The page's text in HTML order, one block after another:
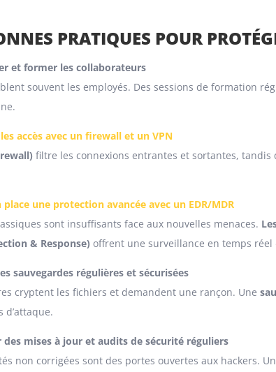
PRATIQUES POUR
et former les collaborateurs
souvent les employés. Des sessions de formation
accès avec un firewall et un VPN
filtre les connexions entrantes et sortantes, tandis
une protection avancée avec un EDR/MDR
sont insuffisants face aux nouvelles menaces.
& Response) offrent une surveillance en temps
sauvegardes régulières et sécurisées
cryptent les fichiers et demandent une rançon. Une
d’attaque.
des mises à jour et audits de sécurité réguliers
non corrigées sont des portes ouvertes aux hackers. Un